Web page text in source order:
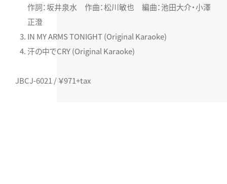
作詞：坂井泉水 作曲：松川敏也 編曲：池田大介・小澤
正澄
IN MY ARMS TONIGHT (Original Karaoke)
汗の中でCRY (Original Karaoke)
JBCJ-6021 / ￥971+tax